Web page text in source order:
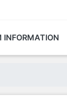
INFORMATION